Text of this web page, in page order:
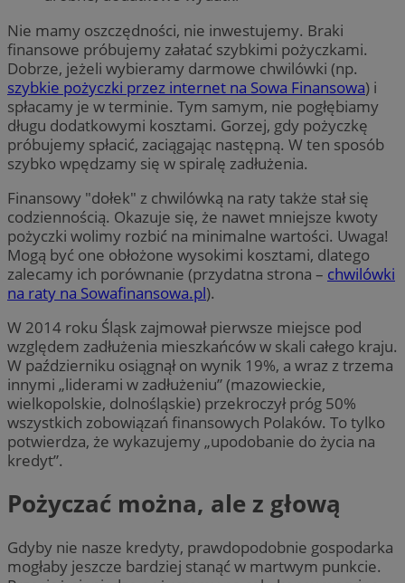
Nie mamy oszczędności, nie inwestujemy. Braki
finansowe próbujemy załatać szybkimi pożyczkami.
Dobrze, jeżeli wybieramy darmowe chwilówki (np.
szybkie pożyczki przez internet na Sowa Finansowa) i
spłacamy je w terminie. Tym samym, nie pogłębiamy
długu dodatkowymi kosztami. Gorzej, gdy pożyczkę
próbujemy spłacić, zaciągając następną. W ten sposób
szybko wpędzamy się w spiralę zadłużenia.
Finansowy "dołek" z chwilówką na raty także stał się
codziennością. Okazuje się, że nawet mniejsze kwoty
pożyczki wolimy rozbić na minimalne wartości. Uwaga!
Mogą być one obłożone wysokimi kosztami, dlatego
zalecamy ich porównanie (przydatna strona – chwilówki
na raty na Sowafinansowa.pl).
W 2014 roku Śląsk zajmował pierwsze miejsce pod
względem zadłużenia mieszkańców w skali całego kraju.
W październiku osiągnął on wynik 19%, a wraz z trzema
innymi „liderami w zadłużeniu” (mazowieckie,
wielkopolskie, dolnośląskie) przekroczył próg 50%
wszystkich zobowiązań finansowych Polaków. To tylko
potwierdza, że wykazujemy „upodobanie do życia na
kredyt”.
Pożyczać można, ale z głową
Gdyby nie nasze kredyty, prawdopodobnie gospodarka
mogłaby jeszcze bardziej stanąć w martwym punkcie.